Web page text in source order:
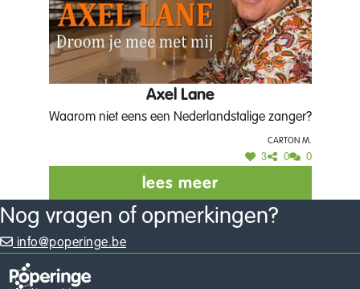
Axel Lane
Waarom niet eens een Nederlandstalige zanger?
Carton M.
3 0 0
lees meer
Nog vragen of opmerkingen?
info@poperinge.be